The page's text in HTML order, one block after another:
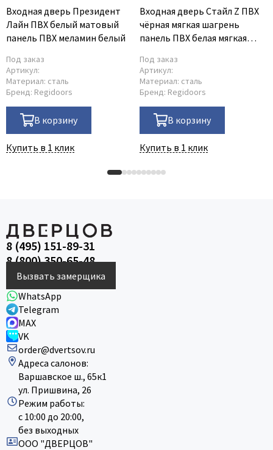
Входная дверь Президент
Лайн ПВХ белый матовый
панель ПВХ меламин белый
Под заказ
Артикул:
Материал: сталь
Бренд: Regidoors
В корзину
Купить в 1 клик
Входная дверь Стайл Z ПВХ
чёрная мягкая шагрень
панель ПВХ белая мягкая
Под заказ
Артикул:
Материал: сталь
Бренд: Regidoors
В корзину
Купить в 1 клик
8 (495) 151-89-31
8 (800) 350-65-48
Вызвать замерщика
WhatsApp
Telegram
MAX
VK
order@dvertsov.ru
Адреса салонов:
Варшавское ш., 65к1
ул. Пришвина, 26
Режим работы:
с 10:00 до 20:00,
без выходных
ООО "ДВЕРЦОВ"